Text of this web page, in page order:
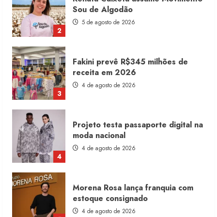
3
receita em 2026
4 de agosto de 2026
4
Projeto testa passaporte digital na
moda nacional
4 de agosto de 2026
5
Morena Rosa lança franquia com
estoque consignado
4 de agosto de 2026
Moda vende US$63,7 bilhões em
produtos licenciados
6 de agosto de 2026